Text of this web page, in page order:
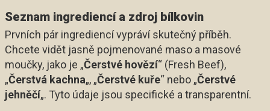
Seznam ingrediencí a zdroj bílkovin
Prvních pár ingrediencí vypráví skutečný příběh.
Chcete vidět jasně pojmenované maso a masové
moučky, jako je „Čerstvé hovězí“ (Fresh Beef),
„Čerstvá kachna„, „Čerstvé kuře“ nebo „Čerstvé
jehněčí„. Tyto údaje jsou specifické a transparentní.